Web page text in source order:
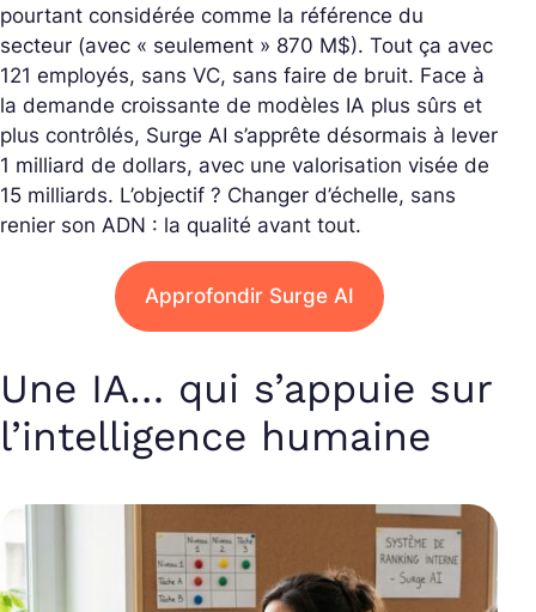
pourtant considérée comme la référence du
secteur (avec « seulement » 870 M$). Tout ça avec
121 employés, sans VC, sans faire de bruit. Face à
la demande croissante de modèles IA plus sûrs et
plus contrôlés, Surge AI s’apprête désormais à lever
1 milliard de dollars, avec une valorisation visée de
15 milliards. L’objectif ? Changer d’échelle, sans
renier son ADN : la qualité avant tout.
Approfondir Surge AI
Une IA… qui s’appuie sur
l’intelligence humaine